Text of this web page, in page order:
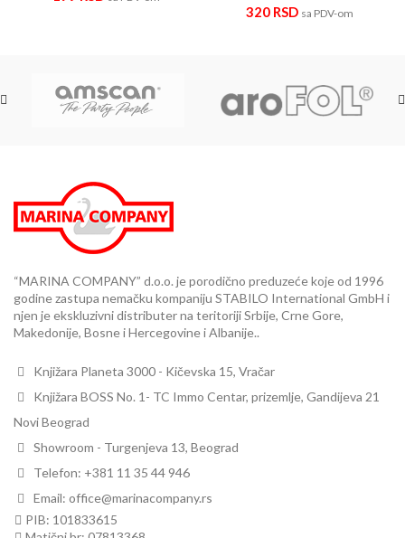
320 RSD sa PDV-om
“MARINA COMPANY” d.o.o. je porodično preduzeće koje od 1996
godine zastupa nemačku kompaniju STABILO International GmbH i
njen je ekskluzivni distributer na teritoriji Srbije, Crne Gore,
Makedonije, Bosne i Hercegovine i Albanije..
Knjižara Planeta 3000 - Kičevska 15, Vračar
Knjižara BOSS No. 1- TC Immo Centar, prizemlje, Gandijeva 21
Novi Beograd
Showroom - Turgenjeva 13, Beograd
Telefon: +381 11 35 44 946
Email: office@marinacompany.rs
PIB: 101833615